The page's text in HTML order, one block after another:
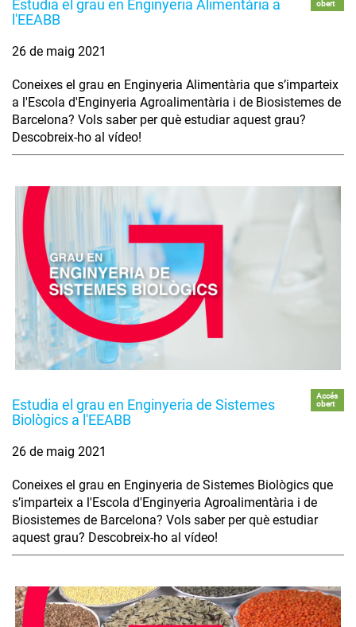
Estudia el grau en Enginyeria Alimentària a
l'EEABB
obert
26 de maig 2021
Coneixes el grau en Enginyeria Alimentària que s’imparteix
a l'Escola d'Enginyeria Agroalimentària i de Biosistemes de
Barcelona? Vols saber per què estudiar aquest grau?
Descobreix-ho al vídeo!
Estudia el grau en Enginyeria de Sistemes
Biològics a l'EEABB
Accés
obert
26 de maig 2021
Coneixes el grau en Enginyeria de Sistemes Biològics que
s’imparteix a l'Escola d'Enginyeria Agroalimentària i de
Biosistemes de Barcelona? Vols saber per què estudiar
aquest grau? Descobreix-ho al vídeo!